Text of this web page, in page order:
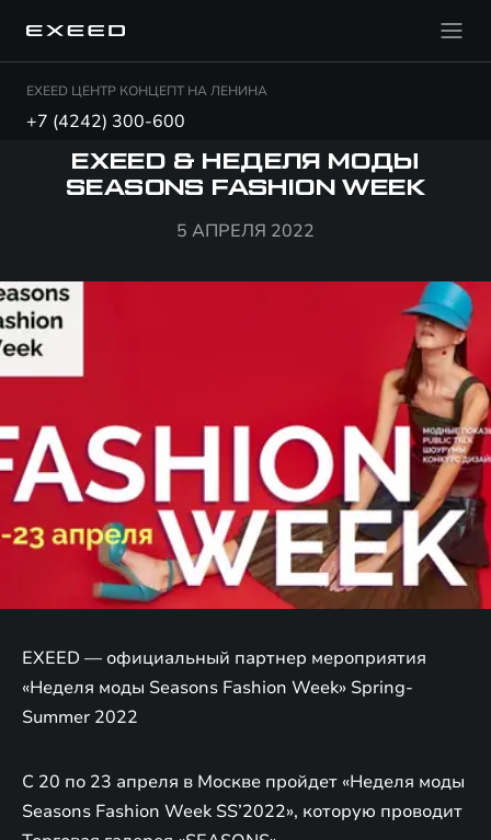
EXEED ЦЕНТР КОНЦЕПТ НА ЛЕНИНА
+7 (4242) 300-600
EXEED & НЕДЕЛЯ МОДЫ
SEASONS FASHION WEEK
5 АПРЕЛЯ 2022
EXEED — официальный партнер мероприятия
«Неделя моды Seasons Fashion Week» Spring-
Summer 2022
C 20 по 23 апреля в Москве пройдет «Неделя моды
Seasons Fashion Week SS’2022», которую проводит